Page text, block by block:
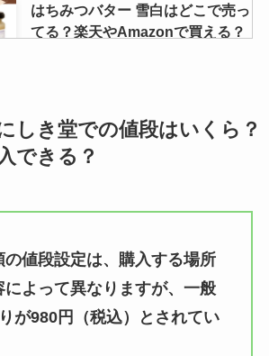
はちみつバター 雪白はどこで売っ
てる？楽天やAmazonで買える？
味どうらくの里はどこで買える？
イオンで売ってる？めんつゆとの
違いはなに？
で売ってる？どこで買える？イオ
ンで手に入る？定価はいくら？
しき堂での値段はいくら？
できる？
の値段設定は、購入する場所
によって異なりますが、一般
が980円（税込）とされてい